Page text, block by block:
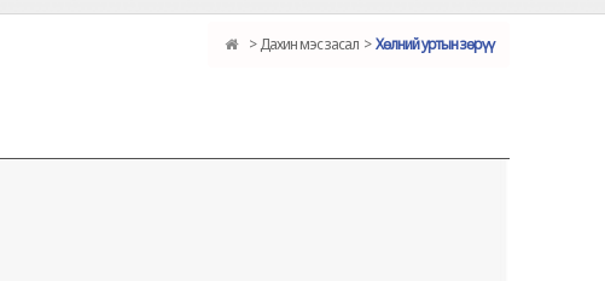
Дахин мэс засал Хөлний уртын зөрүү